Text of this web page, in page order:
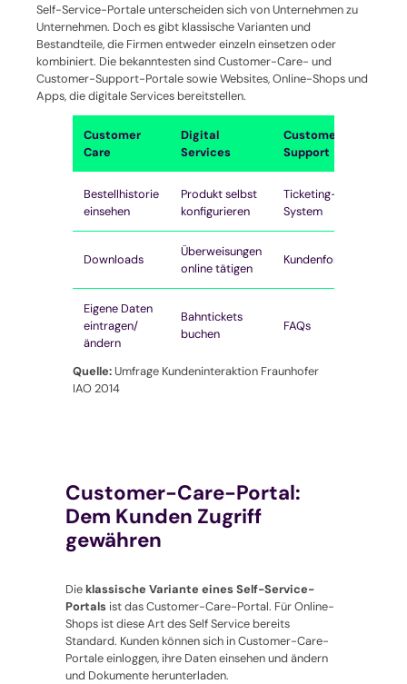
Self-Service-Portale unterscheiden sich von Unternehmen zu
Unternehmen. Doch es gibt klassische Varianten und
Bestandteile, die Firmen entweder einzeln einsetzen oder
kombiniert. Die bekanntesten sind Customer-Care- und
Customer-Support-Portale sowie Websites, Online-Shops und
Apps, die digitale Services bereitstellen.
Customer
Care
Digital
Services
Customer
Support
Bestellhistorie
einsehen
Produkt selbst
konfigurieren
Ticketing-
System
Downloads
Überweisungen
online tätigen
Kundenforum
Eigene Daten
eintragen/
ändern
Bahntickets
buchen
FAQs
Quelle:Umfrage Kundeninteraktion Fraunhofer
IAO 2014
Customer-Care-Portal:
Dem Kunden Zugriff
gewähren
Dieklassische Variante eines Self-Service-
Portals ist das Customer-Care-Portal. Für Online-
Shops ist diese Art des Self Service bereits
Standard. Kunden können sich in Customer-Care-
Portale einloggen, ihre Daten einsehen und ändern
und Dokumente herunterladen.